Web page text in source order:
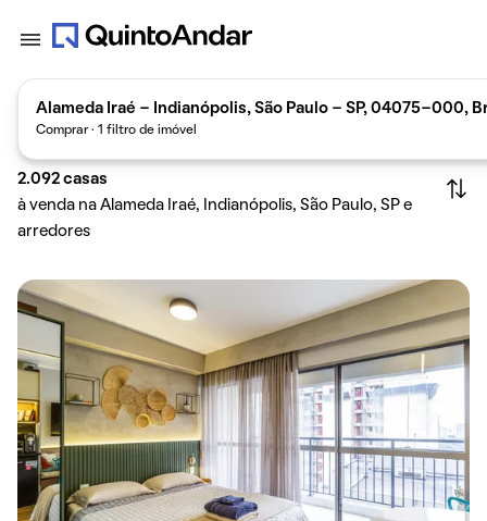
Alameda Iraé - Indianópolis, São Paulo - SP, 04075-000,
Comprar · 1 filtro de imóvel
2.092 casas
à venda na Alameda Iraé, Indianópolis, São Paulo, SP e
arredores